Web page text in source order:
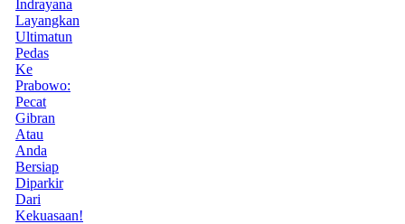
Indrayana
Layangkan
Ultimatun
Pedas
Ke
Prabowo:
Pecat
Gibran
Atau
Anda
Bersiap
Diparkir
Dari
Kekuasaan!